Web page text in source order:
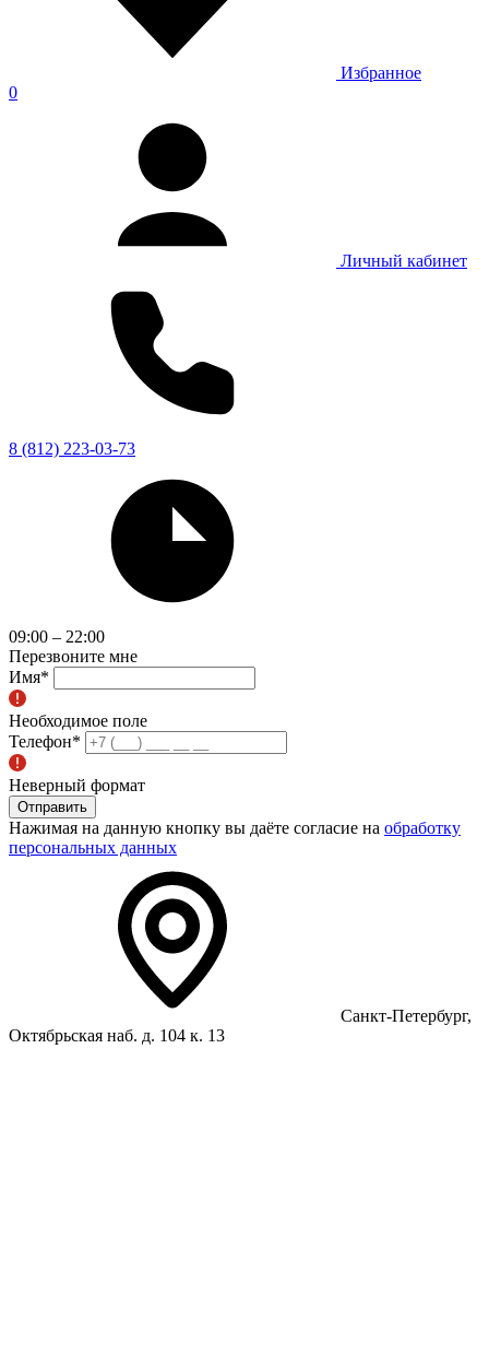
Избранное
0
Личный кабинет
8 (812) 223-03-73
09:00 – 22:00
Перезвоните мне
Имя*
Необходимое поле
Телефон*
Неверный формат
Отправить
Нажимая на данную кнопку вы даёте согласие на обработку
персональных данных
Санкт-Петербург,
Октябрьская наб. д. 104 к. 13